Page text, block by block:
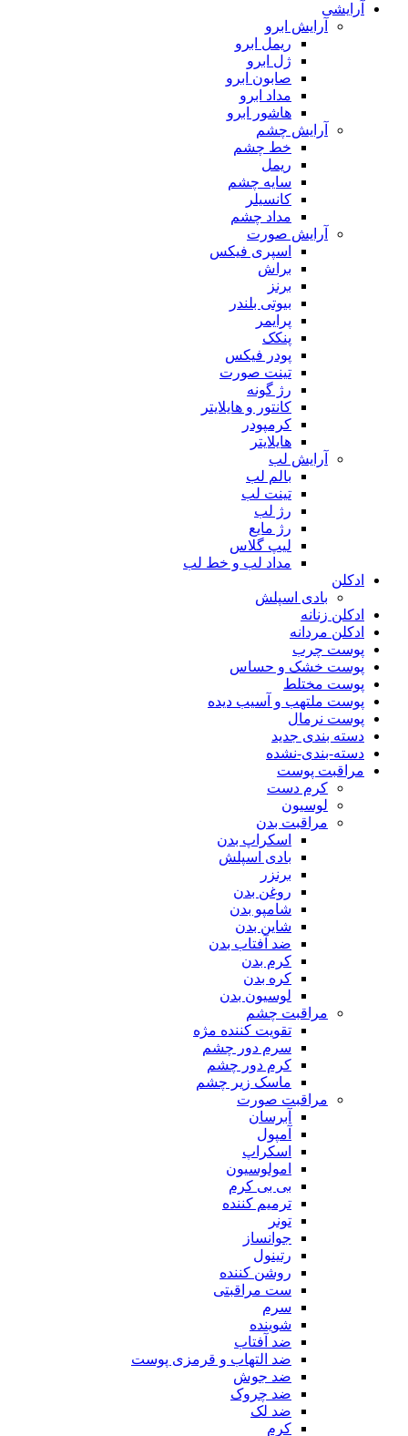
آرایشی
آرایش ابرو
ریمل ابرو
ژل ابرو
صابون ابرو
مداد ابرو
هاشور ابرو
آرایش چشم
خط چشم
ریمل
سایه چشم
کانسیلر
مداد چشم
آرایش صورت
اسپری فیکس
براش
برنز
بیوتی بلندر
پرایمر
پنکک
پودر فیکس
تینت صورت
رژ گونه
کانتور و هایلایتر
کرمپودر
هایلایتر
آرایش لب
بالم لب
تینت لب
رژ لب
رژ مایع
لیپ گلاس
مداد لب و خط لب
ادکلن
بادی اسپلش
ادکلن زنانه
ادکلن مردانه
پوست چرب
پوست خشک و حساس
پوست مختلط
پوست ملتهب و آسیب دیده
پوست نرمال
دسته بندی جدید
دسته-بندی-نشده
مراقبت پوست
کرم دست
لوسیون
مراقبت بدن
اسکراپ بدن
بادی اسپلش
برنزر
روغن بدن
شامپو بدن
شاین بدن
ضد آفتاب بدن
کرم بدن
کره بدن
لوسیون بدن
مراقبت چشم
تقویت کننده مژه
سرم دور چشم
کرم دور چشم
ماسک زیر چشم
مراقبت صورت
آبرسان
آمپول
اسکراپ
امولوسیون
بی بی کرم
ترمیم کننده
تونر
جوانساز
رتینول
روشن کننده
ست مراقبتی
سرم
شوینده
ضد آفتاب
ضد التهاب و قرمزی پوست
‌ضد جوش
ضد چروک
ضد لک
کرم